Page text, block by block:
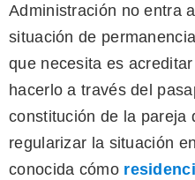
Administración no entra
situación de
que necesita es
hacerlo a través del
constitución de la pareja
regularizar la situación
conocida cómo